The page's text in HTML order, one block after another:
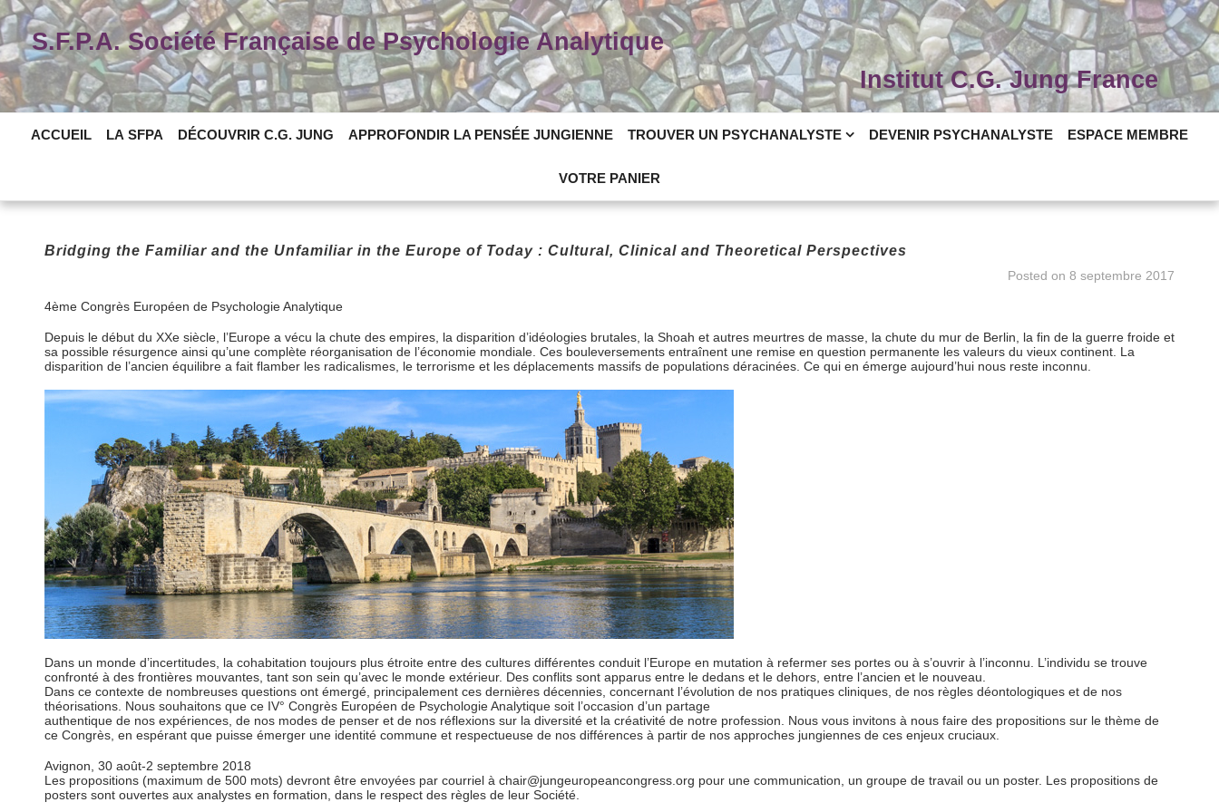
Skip
to
contentS.F.P.A. Société Française de Psychologie Analytique
Institut C.G. Jung France
ACCUEIL LA SFPA DÉCOUVRIR C.G. JUNG APPROFONDIR LA PENSÉE JUNGIENNE TROUVER UN PSYCHANALYSTE DEVENIR PSYCHANALYSTE ESPACE MEMBRE
VOTRE PANIER
Bridging the Familiar and the Unfamiliar in the Europe of Today : Cultural, Clinical and Theoretical Perspectives
Posted on8 septembre 2017
4ème Congrès Européen de Psychologie Analytique
Depuis le début du XXe siècle, l’Europe a vécu la chute des empires, la disparition d’idéologies brutales, la Shoah et autres meurtres de masse, la chute du mur de Berlin, la fin de la guerre froide et
sa possible résurgence ainsi qu’une complète réorganisation de l’économie mondiale. Ces bouleversements entraînent une remise en question permanente les valeurs du vieux continent. La
disparition de l’ancien équilibre a fait flamber les radicalismes, le terrorisme et les déplacements massifs de populations déracinées. Ce qui en émerge aujourd’hui nous reste inconnu.
Dans un monde d’incertitudes, la cohabitation toujours plus étroite entre des cultures différentes conduit l’Europe en mutation à refermer ses portes ou à s’ouvrir à l’inconnu. L’individu se trouve
confronté à des frontières mouvantes, tant son sein qu’avec le monde extérieur. Des conflits sont apparus entre le dedans et le dehors, entre l’ancien et le nouveau.
Dans ce contexte de nombreuses questions ont émergé, principalement ces dernières décennies, concernant l’évolution de nos pratiques cliniques, de nos règles déontologiques et de nos
théorisations. Nous souhaitons que ce IV° Congrès Européen de Psychologie Analytique soit l’occasion d’un partage
authentique de nos expériences, de nos modes de penser et de nos réflexions sur la diversité et la créativité de notre profession. Nous vous invitons à nous faire des propositions sur le thème de
ce Congrès, en espérant que puisse émerger une identité commune et respectueuse de nos différences à partir de nos approches jungiennes de ces enjeux cruciaux.
Avignon, 30 août-2 septembre 2018
Les propositions (maximum de 500 mots) devront être envoyées par courriel à chair@jungeuropeancongress.org pour une communication, un groupe de travail ou un poster. Les propositions de
posters sont ouvertes aux analystes en formation, dans le respect des règles de leur Société.